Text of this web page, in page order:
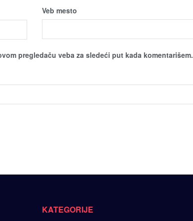
Veb mesto
pregledaču veba za sledeći put kada komentarišem.
KATEGORIJE